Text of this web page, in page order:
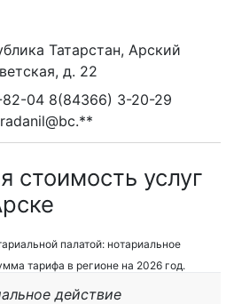
Татарстан, Арский
д. 22
04 8(84366) 3-20-29
стоимость услуг
палатой: нотариальное
тарифа в регионе на 2026 год.
действие